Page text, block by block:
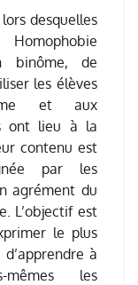
desquelles
binôme, de
les élèves
et aux
ont lieu à la
contenu est
par les
agrément du
L’objectif est
le plus
à
les